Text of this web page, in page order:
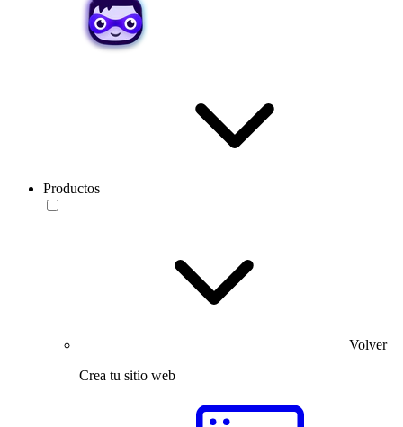
Productos
Volver
Crea tu sitio web